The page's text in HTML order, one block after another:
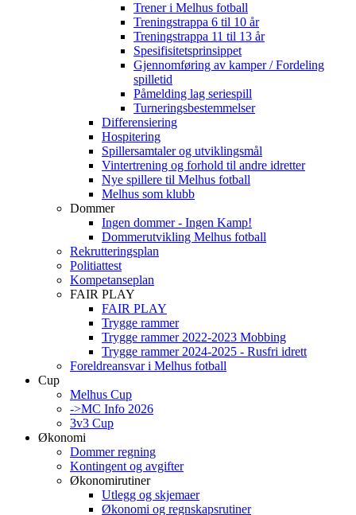
Trener i Melhus fotball
Treningstrappa 6 til 10 år
Treningstrappa 11 til 13 år
Spesifisitetsprinsippet
Gjennomføring av kamper / Fordeling
spilletid
Påmelding lag seriespill
Turneringsbestemmelser
Differensiering
Hospitering
Spillersamtaler og utviklingsmål
Vintertrening og forhold til andre idretter
Nye spillere til Melhus fotball
Melhus som klubb
Dommer
Ingen dommer - Ingen Kamp!
Dommerutvikling Melhus fotball
Rekrutteringsplan
Politiattest
Kompetanseplan
FAIR PLAY
FAIR PLAY
Trygge rammer
Trygge rammer 2022-2023 Mobbing
Trygge rammer 2024-2025 - Rusfri idrett
Foreldreansvar i Melhus fotball
Cup
Melhus Cup
->MC Info 2026
3v3 Cup
Økonomi
Dommer regning
Kontingent og avgifter
Økonomirutiner
Utlegg og skjemaer
Økonomi og regnskapsrutiner